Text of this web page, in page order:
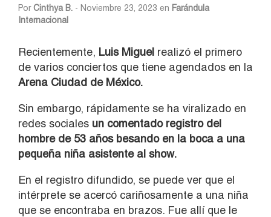
PorCinthya B. - Noviembre 23, 2023 en Farándula
Internacional
Recientemente, Luis Miguel realizó el primero
de varios conciertos que tiene agendados en la
Arena Ciudad de México.
Sin embargo, rápidamente se ha viralizado en
redes sociales un comentado registro del
hombre de 53 años besando en la boca a una
pequeña niña asistente al show.
En el registro difundido, se puede ver que el
intérprete se acercó cariñosamente a una niña
que se encontraba en brazos. Fue allí que le